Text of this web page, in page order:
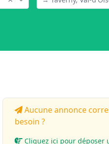
Aucune annonce
besoin ?
Cliquez ici pour déposer